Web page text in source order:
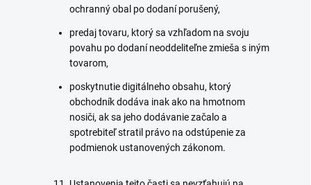
ochranný obal po dodaní porušený,
predaj tovaru, ktorý sa vzhľadom na svoju
povahu po dodaní neoddeliteľne zmieša s iným
tovarom,
poskytnutie digitálneho obsahu, ktorý
obchodník dodáva inak ako na hmotnom
nosiči, ak sa jeho dodávanie začalo a
spotrebiteľ stratil právo na odstúpenie za
podmienok ustanovených zákonom.